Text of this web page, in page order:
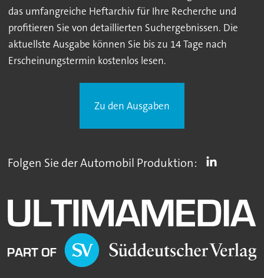
das umfangreiche Heftarchiv für Ihre Recherche und
profitieren Sie von detaillierten Suchergebnissen. Die
aktuellste Ausgabe können Sie bis zu 14 Tage nach
Erscheinungstermin kostenlos lesen.
Zu den Ausgaben
Folgen Sie der Automobil Produktion: